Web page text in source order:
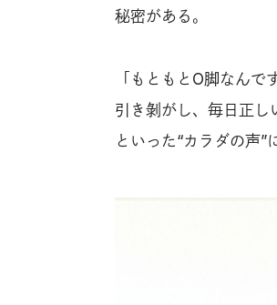
秘密がある。
「もともとO脚なん
引き剝がし、毎日正し
といった“カラダの声”